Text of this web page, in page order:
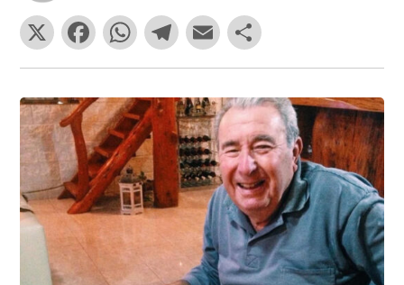
X
F
a
c
e
b
o
o
k
W
h
at
s
A
p
p
T
el
e
gr
a
m
E
m
ai
l
o
m
p
ar
tir